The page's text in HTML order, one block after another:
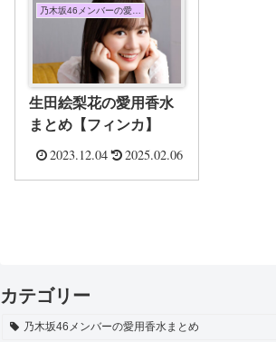
乃木坂46メンバーの愛用香水まとめ
生田絵梨花の愛用香水
まとめ【フィンカ】
2023.12.04 2025.02.06
カテゴリー
乃木坂46メンバーの愛用香水まとめ